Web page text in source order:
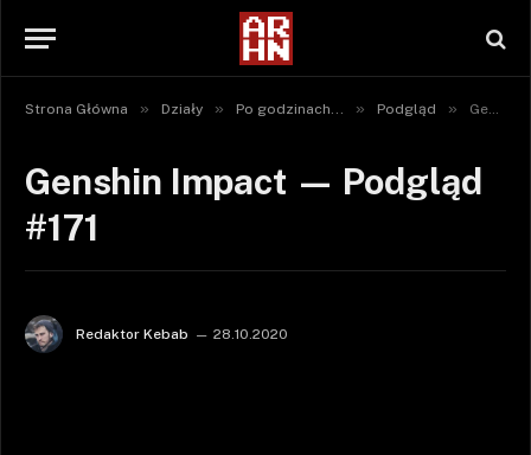
Strona Główna » Działy » Po godzinach... » Podgląd » Genshin Impact — Podgląd #171
Genshin Impact — Podgląd
#171
Redaktor Kebab 28.10.2020